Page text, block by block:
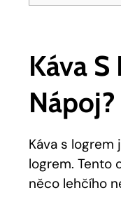
Káva S
Nápoj?
Káva s
logrem. Tento
něco lehčího